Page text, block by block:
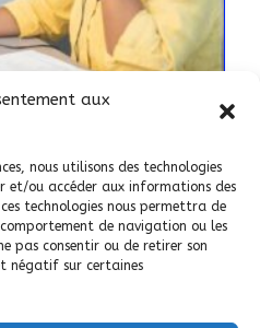
aux
nous utilisons des technologies
et/ou accéder aux informations des
technologies nous permettra de
de navigation ou les
pas consentir ou de retirer son
négatif sur certaines
solution de
2024